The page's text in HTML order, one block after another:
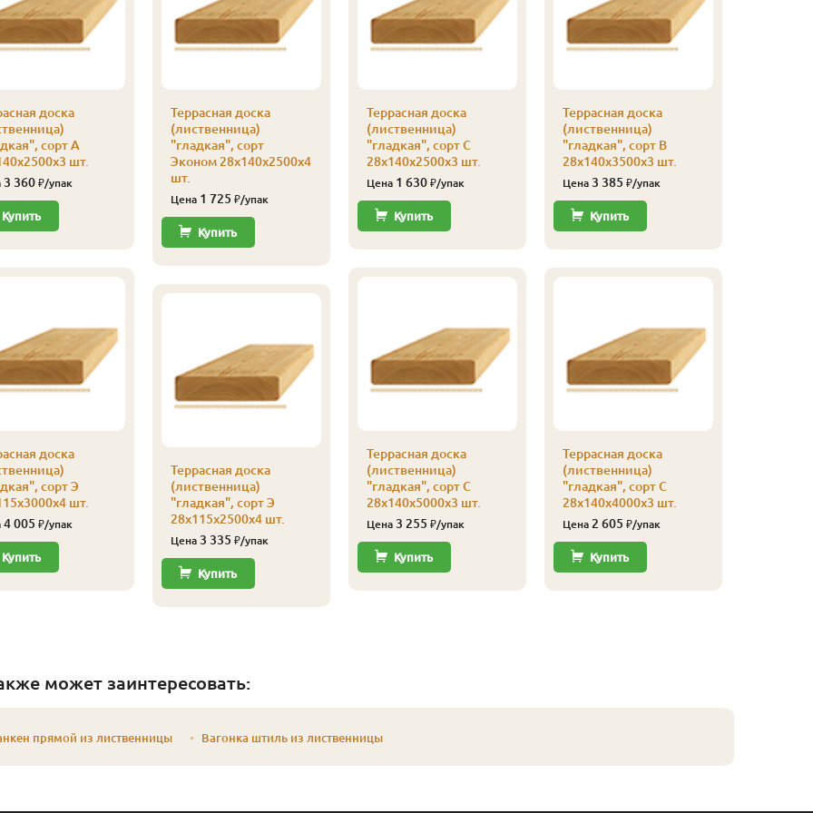
доска
сорт А
шт.
3 360₽/упак
Купить
доска
сорт Э
шт.
4 005 ₽/упак
Купить
Террасная доска
(лиственница)
"гладкая", сорт
Эконом 28х140х2500х4
шт.
Цена 1 725 ₽/упак
Купить
Террасная доска
(лиственница)
"гладкая", сорт Э
28х115х2500х4 шт.
Цена 3 335 ₽/упак
Купить
Террасная доска
(лиственница)
"гладкая", сорт С
28х140х2500х3 шт.
Цена 1 630₽/упак
Купить
Террасная доска
(лиственница)
"гладкая", сорт С
28х140х5000х3 шт.
Цена 3 255 ₽/упак
Купить
Террасная доска
(лиственница)
"гладкая", сорт В
28х140х3500х3 шт.
Цена 3 385 ₽/упак
Купить
Террасная доска
(лиственница)
"гладкая", сорт С
28х140х4000х3 шт.
Цена 2 605 ₽/упак
Купить
может заинтересовать:
прямой из лиственницы Вагонка штиль из лиственницы